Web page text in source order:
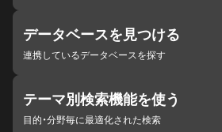
データベースを見つける
連携しているデータベースを探す
テーマ別検索機能を使う
目的・分野毎に最適化された検索